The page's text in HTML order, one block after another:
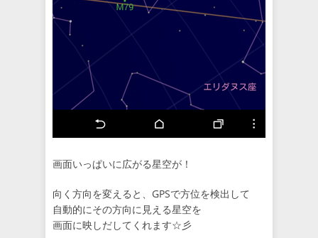
画面いっぱいに広がる星空が！
向く方向を変えると、GPSで方位を検出して
自動的にその方向に見える星空を
画面に映しだしてくれます☆彡